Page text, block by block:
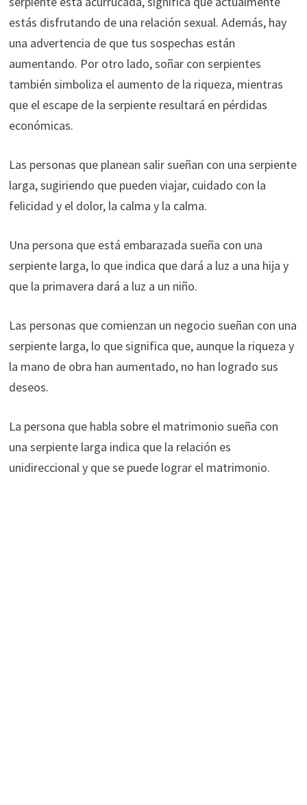
estás disfrutando de una relación sexual. Además, hay
una advertencia de que tus sospechas están
aumentando. Por otro lado, soñar con serpientes
también simboliza el aumento de la riqueza, mientras
que el escape de la serpiente resultará en pérdidas
económicas.
Las personas que planean salir sueñan con una serpiente
larga, sugiriendo que pueden viajar, cuidado con la
felicidad y el dolor, la calma y la calma.
Una persona que está embarazada sueña con una
serpiente larga, lo que indica que dará a luz a una hija y
que la primavera dará a luz a un niño.
Las personas que comienzan un negocio sueñan con una
serpiente larga, lo que significa que, aunque la riqueza y
la mano de obra han aumentado, no han logrado sus
deseos.
La persona que habla sobre el matrimonio sueña con
una serpiente larga indica que la relación es
unidireccional y que se puede lograr el matrimonio.